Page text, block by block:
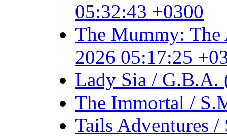
05:32:43 +0300
The Mummy:
2026 05:17:25
Lady Sia / G.B.A.
The Immortal /
Tails Adventures